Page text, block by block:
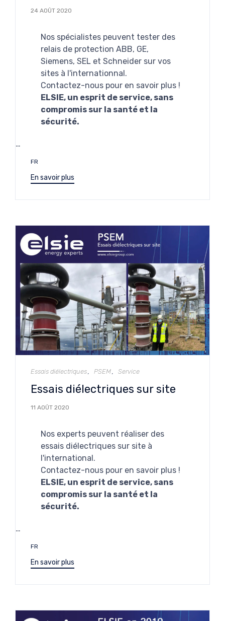
24 AOÛT 2020
Nos spécialistes peuvent tester des
relais de protection ABB, GE,
Siemens, SEL et Schneider sur vos
sites à l'internationnal.
Contactez-nous pour en savoir plus !
ELSIE, un esprit de service, sans
compromis sur la santé et la
sécurité.
…
Étiquettes
FR
En savoir plus
Catégorie
Essais diélectriques PSEM Service
Essais diélectriques sur site
11 AOÛT 2020
Nos experts peuvent réaliser des
essais diélectriques sur site à
l'international.
Contactez-nous pour en savoir plus !
ELSIE, un esprit de service, sans
compromis sur la santé et la
sécurité.
…
Étiquettes
FR
En savoir plus